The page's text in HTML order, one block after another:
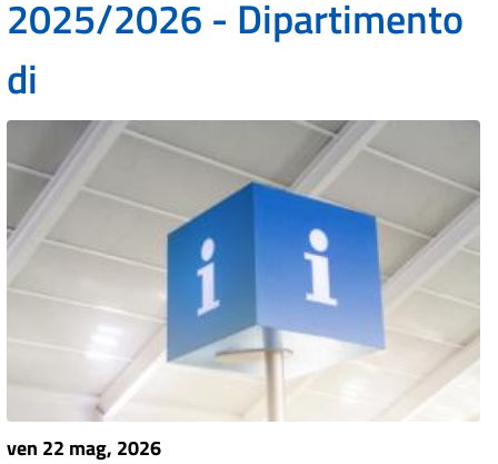
2025/2026 - Dipartimento
di
ven 22 mag, 2026